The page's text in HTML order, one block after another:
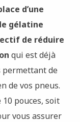
d’une
gélatine
de réduire
qui est déjà
de
de vos pneus.
pouces, soit
vous assurer